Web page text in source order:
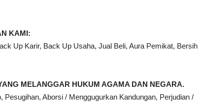
KAMI:
Up Karir, Back Up Usaha, Jual Beli, Aura Pemikat, Bersih
MELANGGAR HUKUM AGAMA DAN NEGARA.
Aborsi / Menggugurkan Kandungan, Perjudian /